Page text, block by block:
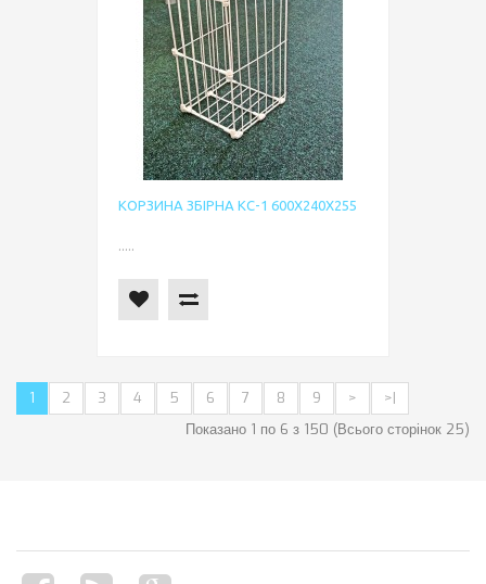
КОРЗИНА ЗБІРНА КС-1 600Х240Х255
.....
1 2 3 4 5 6 7 8 9 >
>|
Показано 1 по 6 з 150 (Всього сторінок 25)